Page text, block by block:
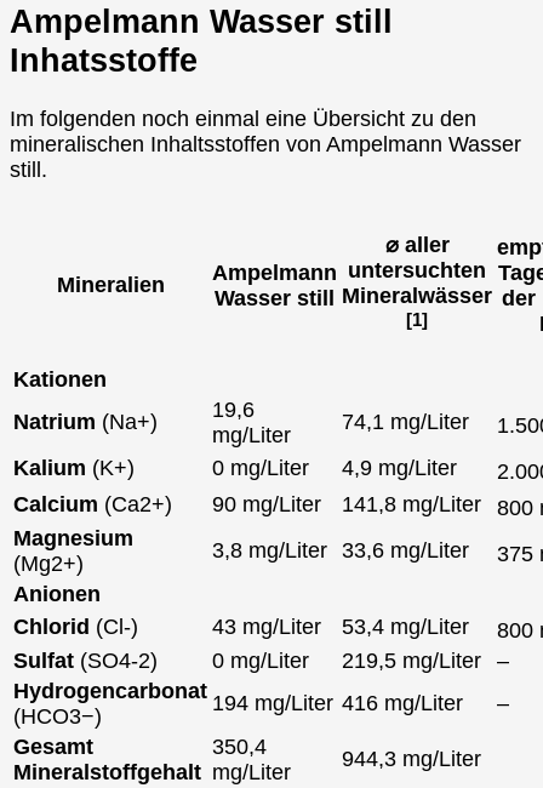
Ampelmann Wasser still
Inhatsstoffe
Im folgenden noch einmal eine Übersicht zu den
mineralischen Inhaltsstoffen von Ampelmann Wasser
still.
Mineralien
Ampelmann
Wasser still
⌀ aller
untersuchten
Mineralwässer
[1]
der
Kationen
Natrium (Na+)
19,6
mg/Liter
74,1 mg/Liter
Kalium (K+) 0 mg/Liter 4,9 mg/Liter
Calcium (Ca2+) 90 mg/Liter 141,8 mg/Liter
800
Magnesium
(Mg2+)
3,8 mg/Liter 33,6 mg/Liter
375
Anionen
Chlorid (Cl-) 43 mg/Liter 53,4 mg/Liter
800
Sulfat (SO4-2) 0 mg/Liter 219,5 mg/Liter
–
Hydrogencarbonat
(HCO3−)
194 mg/Liter 416 mg/Liter
–
Gesamt
Mineralstoffgehalt
350,4
mg/Liter
944,3 mg/Liter